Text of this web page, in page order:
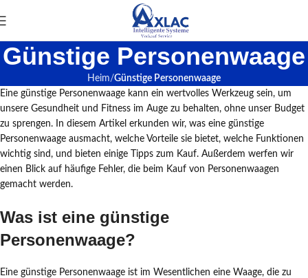
Günstige Personenwaage
Heim Günstige Personenwaage
Eine günstige Personenwaage kann ein wertvolles Werkzeug sein, um
unsere Gesundheit und Fitness im Auge zu behalten, ohne unser Budget
zu sprengen. In diesem Artikel erkunden wir, was eine günstige
Personenwaage ausmacht, welche Vorteile sie bietet, welche Funktionen
wichtig sind, und bieten einige Tipps zum Kauf. Außerdem werfen wir
einen Blick auf häufige Fehler, die beim Kauf von Personenwaagen
gemacht werden.
Was ist eine günstige
Personenwaage?
Eine günstige Personenwaage ist im Wesentlichen eine Waage, die zu